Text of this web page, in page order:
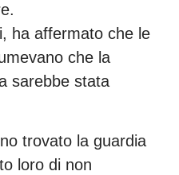
ha affermato che le
che la
sarebbe stata
trovato la guardia
loro di non